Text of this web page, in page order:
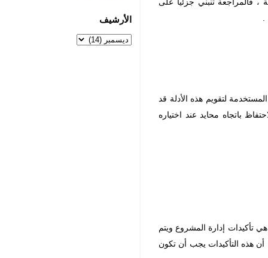
لتقويم هذه الأدلة قد
باتجاه محايد عند اختياره
هي تأكيدات إدارة المشروع ويتم
أن هذه التأكيدات يجب أن تكون
الأرشيف